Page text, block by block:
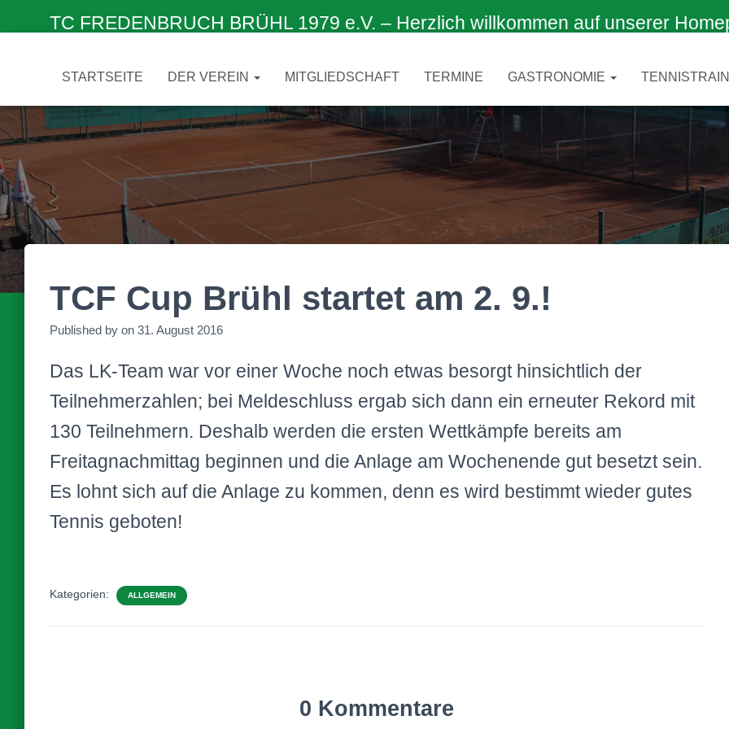
TC FREDENBRUCH BRÜHL 1979 e.V. – Herzlich willkommen auf unserer
STARTSEITE DER VEREIN MITGLIEDSCHAFT TERMINE GASTRONOMIE
TCF Cup Brühl startet am 2. 9.!
Published by on 31. August 2016
Das LK-Team war vor einer Woche noch etwas besorgt hinsichtlich der
Teilnehmerzahlen; bei Meldeschluss ergab sich dann ein erneuter Rekord mit
130 Teilnehmern. Deshalb werden die ersten Wettkämpfe bereits am
Freitagnachmittag beginnen und die Anlage am Wochenende gut besetzt sein.
Es lohnt sich auf die Anlage zu kommen, denn es wird bestimmt wieder gutes
Tennis geboten!
Kategorien: ALLGEMEIN
0 Kommentare